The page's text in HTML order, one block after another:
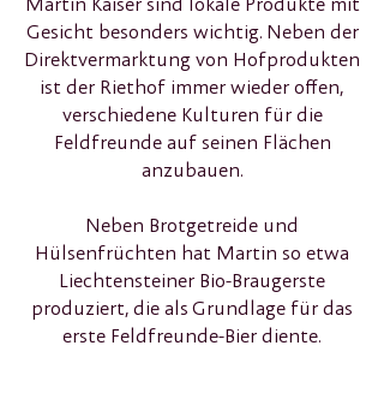
Martin Kaiser sind lokale Produkte mit
Gesicht besonders wichtig. Neben der
Direktvermarktung von Hofprodukten
ist der Riethof immer wieder offen,
verschiedene Kulturen für die
Feldfreunde auf seinen Flächen
anzubauen.
Neben Brotgetreide und
Hülsenfrüchten hat Martin so etwa
Liechtensteiner Bio-Braugerste
produziert, die als Grundlage für das
erste Feldfreunde-Bier diente.